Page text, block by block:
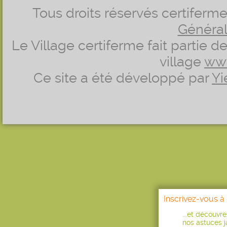
Tous droits réservés
Le Village certiferme fait partie
village
Ce site a été développé par
Inscrivez-vous
...et
nos astuces